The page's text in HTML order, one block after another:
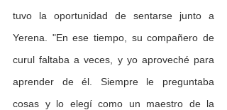
tuvo la oportunidad de sentarse junto a
Yerena. "En ese tiempo, su compañero de
curul faltaba a veces, y yo aproveché para
aprender de él. Siempre le preguntaba
cosas y lo elegí como un maestro de la